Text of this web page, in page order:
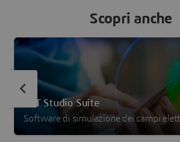
Scopri anche
CST Studio Suite
Software di simulazione dei campi